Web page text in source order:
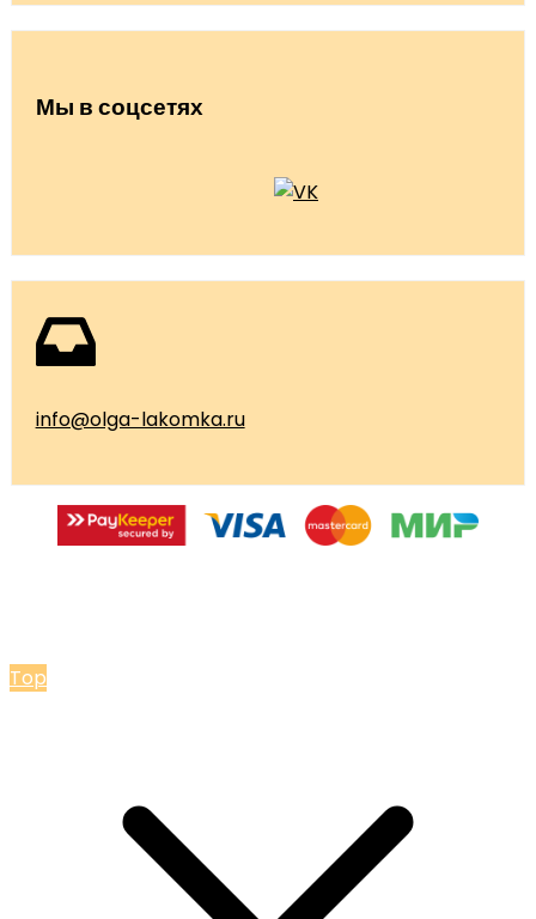
Мы в соцсетях
info@olga-lakomka.ru
Top